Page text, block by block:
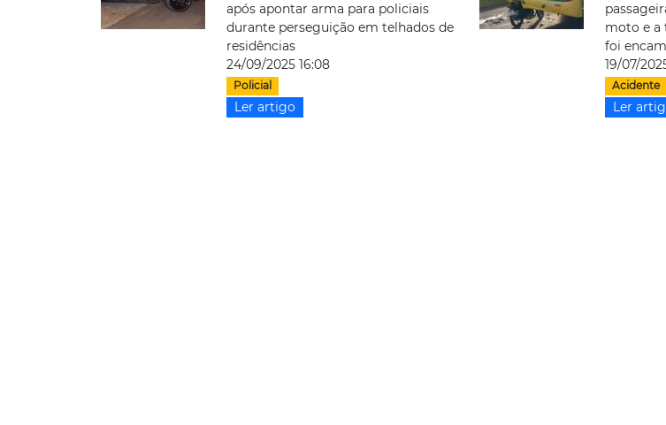
após apontar arma para policiais
durante perseguição em telhados de
residências
24/09/2025 16:08
Policial
Ler artigo
moto e a
foi
19/07/
Acidente
Ler